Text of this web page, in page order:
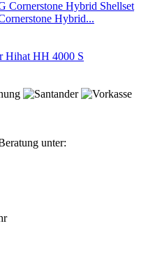
Hybrid...
Hihat HH 4000 S
unter: